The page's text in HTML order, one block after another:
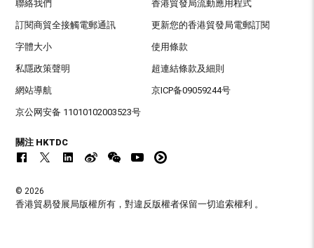
聯絡我們 香港貿發局流動應用程式
訂閱商貿全接觸電郵通訊 更新您的香港貿發局電郵訂閱
字體大小 使用條款
私隱政策聲明 超連結條款及細則
網站導航 京ICP备09059244号
京公网安备 11010102003523号
關注 HKTDC
© 2026
香港貿易發展局版權所有，對違反版權者保留一切追索權利 。